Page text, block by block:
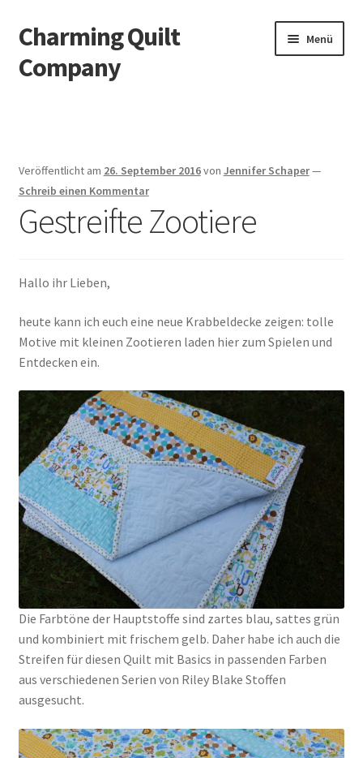
Zur
Navigation
springen
Zum
Inhalt
springen
Charming Quilt
Company
Menü
Blog
Datenschutzbelehrung
Datenschutzerklärung
Impressum
Impressum
Kasse
Mein Konto
Shop
Versandarten
Warenkorb
Widerrufsbelehrung
Zahlungsarten
Veröffentlicht am 26. September 2016von Jennifer Schaper—
Schreib einen Kommentar
Gestreifte Zootiere
Hallo ihr Lieben,
heute kann ich euch eine neue Krabbeldecke zeigen: tolle
Motive mit kleinen Zootieren laden hier zum Spielen und
Entdecken ein.
Die Farbtöne der Hauptstoffe sind zartes blau, sattes grün
und kombiniert mit frischem gelb. Daher habe ich auch die
Streifen für diesen Quilt mit Basics in passenden Farben
aus verschiedenen Serien von Riley Blake Stoffen
ausgesucht.